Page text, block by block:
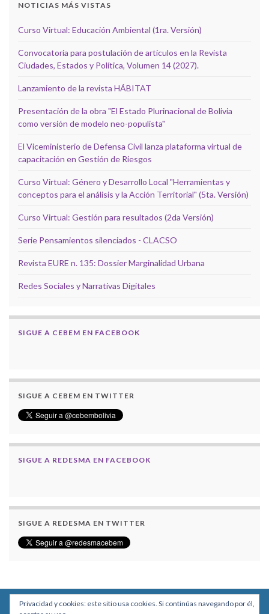
NOTICIAS MÁS VISTAS
Curso Virtual: Educación Ambiental (1ra. Versión)
Convocatoria para postulación de artículos en la Revista
Ciudades, Estados y Política, Volumen 14 (2027).
Lanzamiento de la revista HÁBITAT
Presentación de la obra "El Estado Plurinacional de Bolivia
como versión de modelo neo-populista"
El Viceministerio de Defensa Civil lanza plataforma virtual de
capacitación en Gestión de Riesgos
Curso Virtual: Género y Desarrollo Local "Herramientas y
conceptos para el análisis y la Acción Territorial" (5ta. Versión)
Curso Virtual: Gestión para resultados (2da Versión)
Serie Pensamientos silenciados - CLACSO
Revista EURE n. 135: Dossier Marginalidad Urbana
Redes Sociales y Narrativas Digitales
SIGUE A CEBEM EN FACEBOOK
SIGUE A CEBEM EN TWITTER
SIGUE A REDESMA EN FACEBOOK
SIGUE A REDESMA EN TWITTER
Privacidad y cookies: este sitio usa cookies. Si continúas navegando por él,